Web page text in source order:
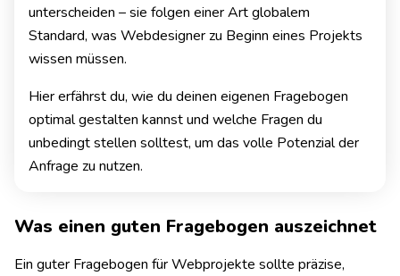
unterscheiden – sie folgen einer Art globalem
Standard, was Webdesigner zu Beginn eines Projekts
wissen müssen.
Hier erfährst du, wie du deinen eigenen Fragebogen
optimal gestalten kannst und welche Fragen du
unbedingt stellen solltest, um das volle Potenzial der
Anfrage zu nutzen.
Was einen guten Fragebogen auszeichnet
Ein guter Fragebogen für Webprojekte sollte präzise,